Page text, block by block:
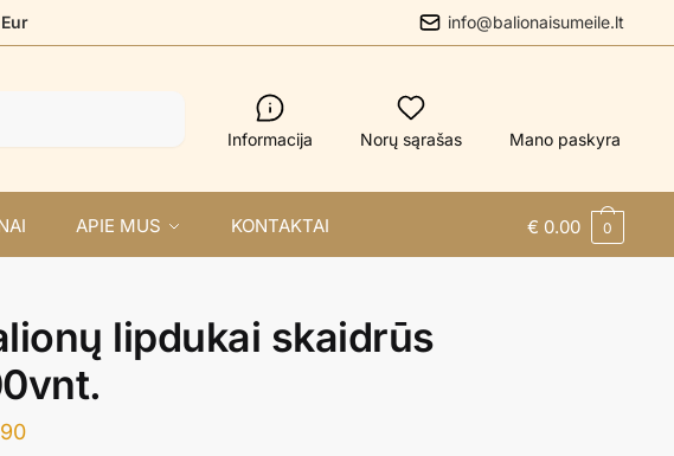
info@balionaisumeile.lt
Informacija Norų sąrašas Mano paskyra
APIE MUS KONTAKTAI € 0.00 0
lipdukai skaidrūs